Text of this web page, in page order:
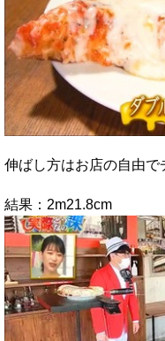
伸ばし方はお店の自由で
結果：2m21.8cm